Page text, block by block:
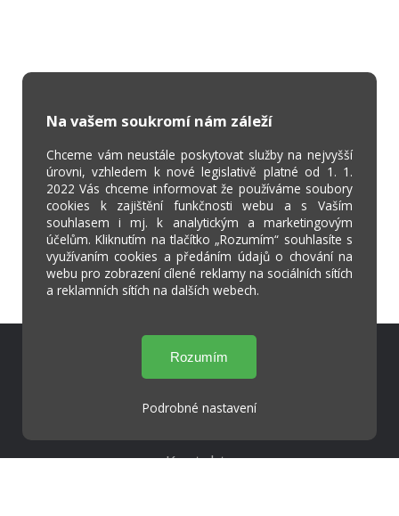
Na vašem soukromí nám záleží
Chceme vám neustále poskytovat služby na nejvyšší
úrovni, vzhledem k nové legislativě platné od 1. 1.
2022 Vás chceme informovat že používáme soubory
cookies k zajištění funkčnosti webu a s Vaším
souhlasem i mj. k analytickým a marketingovým
účelům. Kliknutím na tlačítko „Rozumím“ souhlasíte s
využívaním cookies a předáním údajů o chování na
webu pro zobrazení cílené reklamy na sociálních sítích
a reklamních sítích na dalších webech.
Podrobné nastavení
Škola Online
Strava.cz
Kontakty